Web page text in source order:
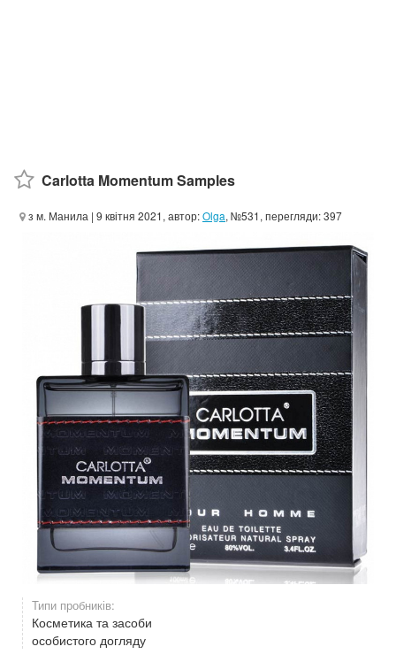
Carlotta Momentum Samples
з м. Манила | 9 квітня 2021, автор:Olga, №531, перегляди: 397
Типи пробників:
Косметика та засоби
особистого догляду